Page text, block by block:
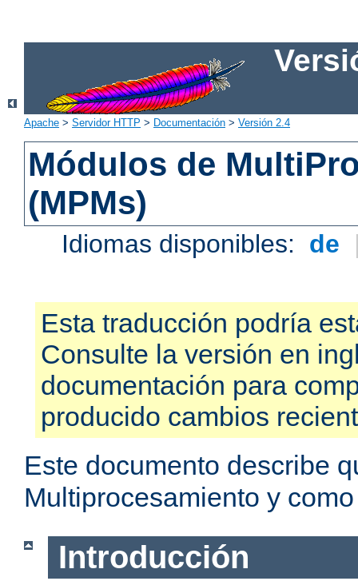
Apache > Servidor HTTP > Documentación > Versión 2.4
Módulos de
(MPMs)
Idiomas disponibles: de
Esta traducción podría
Consulte la versión en
documentación para
producido cambios
Este documento describe
Multiprocesamiento y
Introducción